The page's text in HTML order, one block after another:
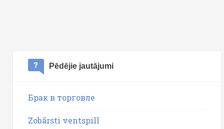
Pēdējie jautājumi
Брак в торговле
Zobārsti ventspilī